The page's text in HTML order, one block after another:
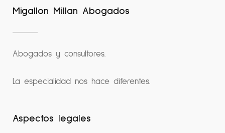
Migallon Millan Abogados
Abogados y consultores.
La especialidad nos hace diferentes.
Aspectos legales